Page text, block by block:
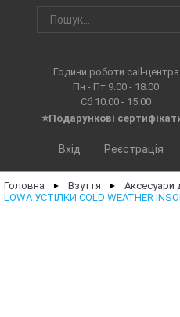
Години роботи call-центра
Пн - Пт 9.00 - 18.00
Сб 10.00 - 15.00
⭐Подарункові
Вхід Реєстрація
Головна ► Взуття ► Аксесуари
LOWA УСТІЛКИ COLD WEATHER